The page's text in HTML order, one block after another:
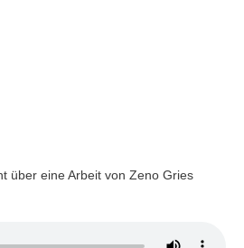
über eine Arbeit von Zeno Gries